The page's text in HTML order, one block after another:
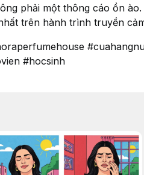
phải một thông cáo ồn
trên hành trình truyền
#hocsinh